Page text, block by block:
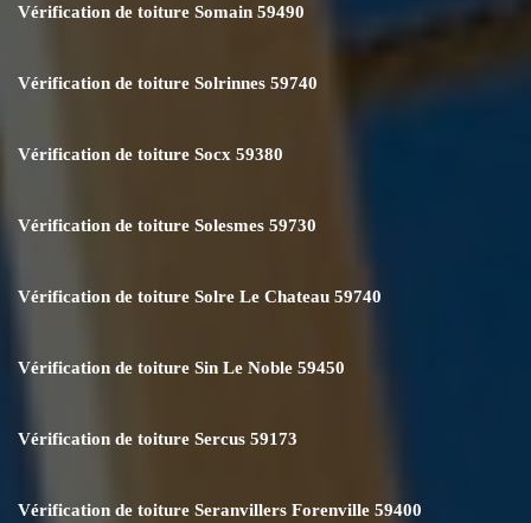
Vérification de toiture Somain 59490
Vérification de toiture Solrinnes 59740
Vérification de toiture Socx 59380
Vérification de toiture Solesmes 59730
Vérification de toiture Solre Le Chateau 59740
Vérification de toiture Sin Le Noble 59450
Vérification de toiture Sercus 59173
Vérification de toiture Seranvillers Forenville 59400